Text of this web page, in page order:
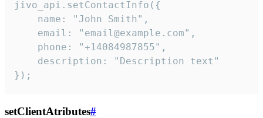
jivo_api.setContactInfo({
    name: "John Smith",
    email: "email@example.com",
    phone: "+14084987855",
    description: "Description text"
});
setClientAtributes#